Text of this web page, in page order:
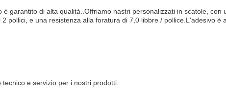
garantito di alta qualità..Offriamo nastri personalizzati in scatole,
pollici, e una resistenza alla foratura di 7,0 libbre / pollice.L'adesivo
e servizio per i nostri prodotti.